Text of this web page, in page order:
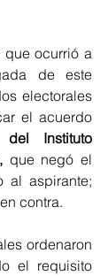
que ocurrió a
de este
electorales
el acuerdo
del Instituto
que negó el
al aspirante;
contra.
ordenaron
el requisito